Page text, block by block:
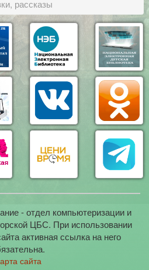
рассказы
- отдел компьютеризации и
ЦБС. При использовании
активная ссылка на него
сайта